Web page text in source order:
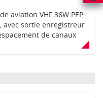
HAUT
aviation VHF 36W PEP,
avec sortie enregistreur
de canaux